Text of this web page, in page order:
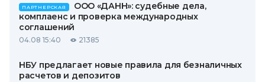
ПАРТНЕРСКАЯ
ООО «ДАНН»: судебные дела,
комплаенс и проверка международных
соглашений
04.08 15:40 21385
НБУ предлагает новые правила для безналичных
расчетов и депозитов